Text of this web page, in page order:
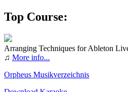
Top Course:
Arranging Techniques for Ableton
♫ More info...
Orpheus Musikverzeichnis